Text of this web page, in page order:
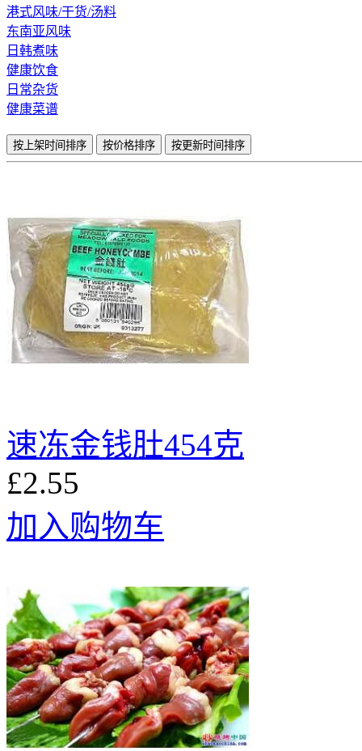
港式风味/干货/汤料
东南亚风味
日韩煮味
健康饮食
日常杂货
健康菜谱
按上架时间排序 按价格排序 按更新时间排序
速冻金钱肚454克
£2.55
加入购物车